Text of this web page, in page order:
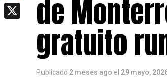
de
gratuito
Publicado 2 meses ago el 29 mayo,
Telegram